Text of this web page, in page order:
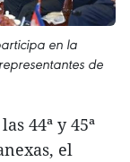
en la
de
44ª y 45ª
el